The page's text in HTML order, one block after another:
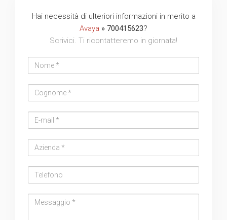
Hai necessità di ulteriori informazioni in merito a
Avaya » 700415623?
Scrivici. Ti ricontatteremo in giornata!
address